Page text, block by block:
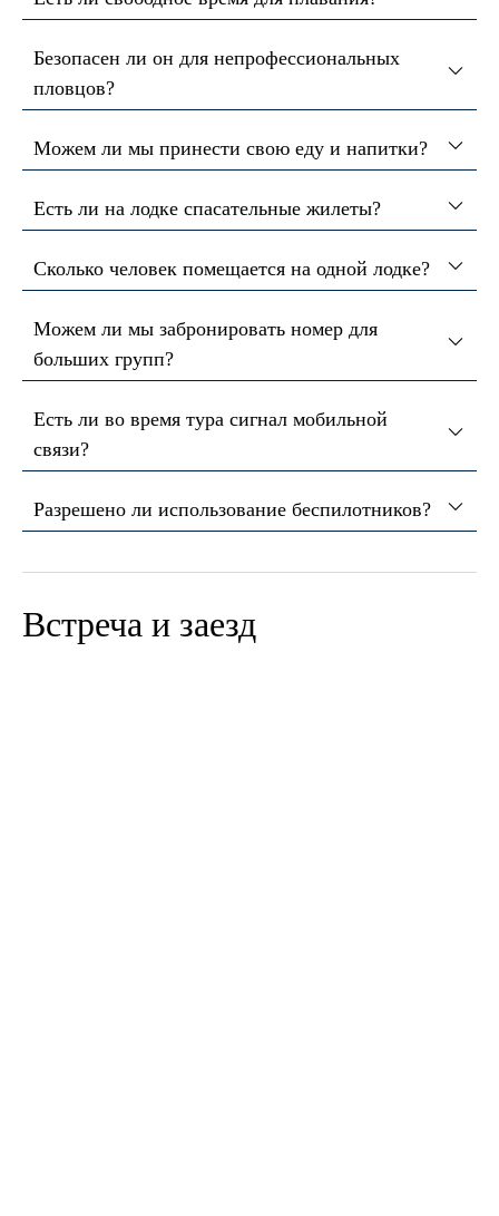
Безопасен ли он для непрофессиональных
пловцов?
Можем ли мы принести свою еду и напитки?
Есть ли на лодке спасательные жилеты?
Сколько человек помещается на одной лодке?
Можем ли мы забронировать номер для
больших групп?
Есть ли во время тура сигнал мобильной
связи?
Разрешено ли использование беспилотников?
Встреча и заезд